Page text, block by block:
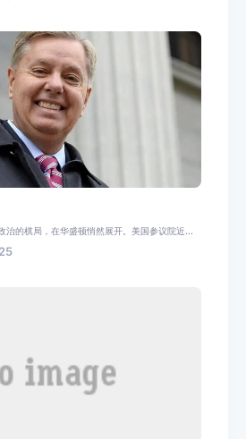
治的棋局，在华盛顿悄然展开。美国参议院近...